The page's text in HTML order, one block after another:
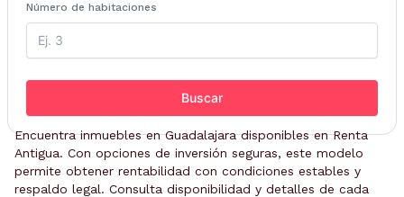
Número de habitaciones
Buscar
Encuentra inmuebles en Guadalajara disponibles en Renta
Antigua. Con opciones de inversión seguras, este modelo
permite obtener rentabilidad con condiciones estables y
respaldo legal. Consulta disponibilidad y detalles de cada